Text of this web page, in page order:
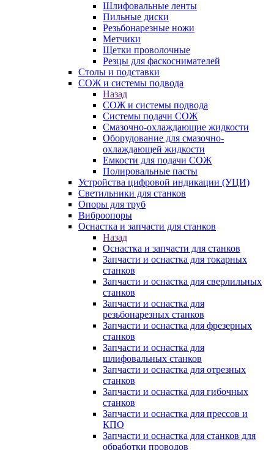
Шлифовальные ленты
Пильные диски
Резьбонарезные ножи
Метчики
Щетки проволочные
Резцы для фаскоснимателей
Столы и подставки
СОЖ и системы подвода
Назад
СОЖ и системы подвода
Системы подачи СОЖ
Смазочно-охлаждающие жидкости
Оборудование для смазочно-
охлаждающей жидкости
Емкости для подачи СОЖ
Полировальные пасты
Устройства цифровой индикации (УЦИ)
Светильники для станков
Опоры для труб
Виброопоры
Оснастка и запчасти для станков
Назад
Оснастка и запчасти для станков
Запчасти и оснастка для токарных
станков
Запчасти и оснастка для сверлильных
станков
Запчасти и оснастка для
резьбонарезных станков
Запчасти и оснастка для фрезерных
станков
Запчасти и оснастка для
шлифовальных станков
Запчасти и оснастка для отрезных
станков
Запчасти и оснастка для гибочных
станков
Запчасти и оснастка для прессов и
КПО
Запчасти и оснастка для станков для
обработки проводов